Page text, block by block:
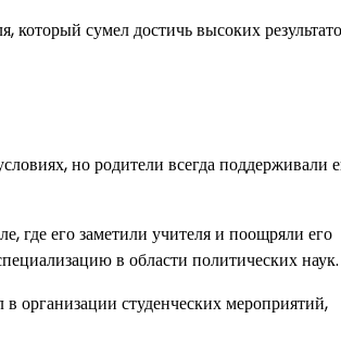
сумел достичь высоких
но родители всегда поддерживали
где его заметили учителя и поощряли его
в области политических наук.
организации студенческих мероприятий,